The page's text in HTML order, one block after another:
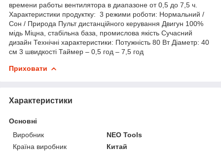
времени работы вентилятора в диапазоне от 0,5 до 7,5 ч.
Характеристики продуктку: 3 режими роботи: Нормальний /
Сон / Природа Пульт дистанційного керування Двигун 100%
мідь Міцна, стабільна база, промислова якість Сучасний
дизайн Технічні характеристики: Потужність 80 Вт Діаметр: 40
см 3 швидкості Таймер – 0,5 год – 7,5 год
Приховати
Характеристики
Основні
Виробник
NEO Tools
Країна виробник
Китай